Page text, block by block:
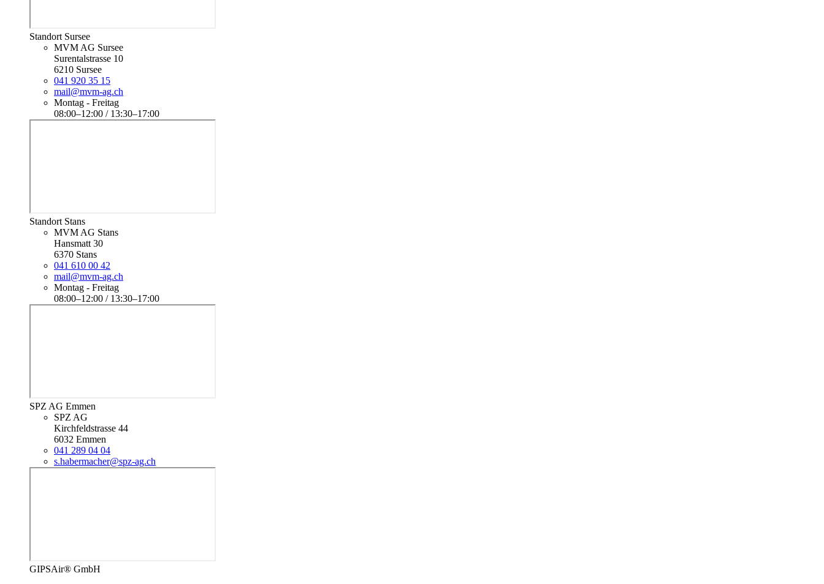
Standort Sursee
MVM AG Sursee
Surentalstrasse 10
6210 Sursee
041 920 35 15
mail@mvm-ag.ch
Montag - Freitag
08:00–12:00 / 13:30–17:00
Standort Stans
MVM AG Stans
Hansmatt 30
6370 Stans
041 610 00 42
mail@mvm-ag.ch
Montag - Freitag
08:00–12:00 / 13:30–17:00
SPZ AG Emmen
SPZ AG
Kirchfeldstrasse 44
6032 Emmen
041 289 04 04
s.habermacher@spz-ag.ch
GIPSAir® GmbH